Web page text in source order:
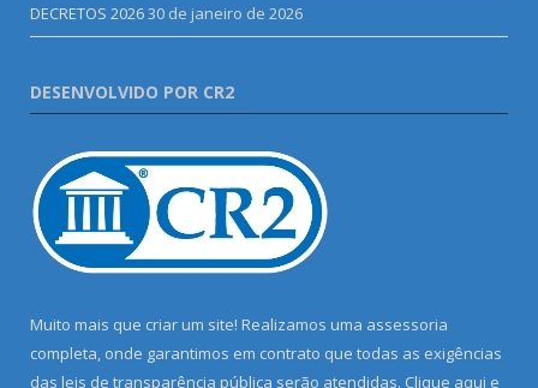
DECRETOS 202630 de janeiro de 2026
DESENVOLVIDO POR CR2
Muito mais que criar um site! Realizamos uma assessoria
completa, onde garantimos em contrato que todas as exigências
das leis de transparência pública serão atendidas. Clique aqui e